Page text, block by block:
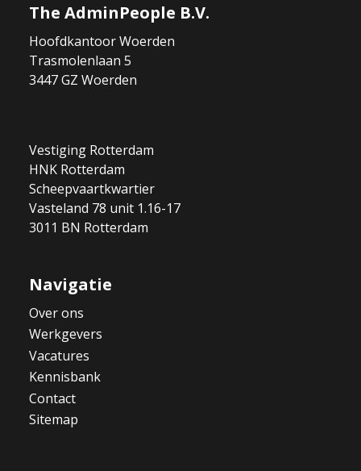
The AdminPeople B.V.
Hoofdkantoor Woerden
Trasmolenlaan 5
3447 GZ Woerden
Vestiging Rotterdam
HNK Rotterdam
Scheepvaartkwartier
Vasteland 78 unit 1.16-17
3011 BN Rotterdam
Navigatie
Over ons
Werkgevers
Vacatures
Kennisbank
Contact
Sitemap